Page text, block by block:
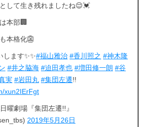
して生き残れましたね😌💓
本部🏢
本格化👺
します✨✨#福山雅治 #香川照之 #神木隆
#井之脇海 #迫田孝也 #増田修一朗 #谷
実 #岩田丸 #集団左遷!!
xun2IErFgt
曜劇場『集団左遷!!』
2019年5月26日